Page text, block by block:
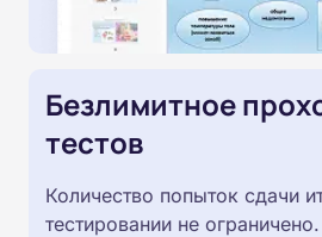
Безлимитное
тестов
Количество попыток сдачи
тестировании не ограничено.